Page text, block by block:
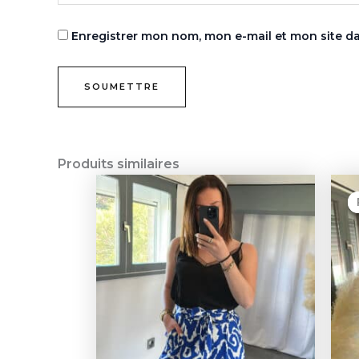
Enregistrer mon nom, mon e-mail et mon site
Produits similaires
Ce
plusieurs
variations.
Les
options
peuvent
être